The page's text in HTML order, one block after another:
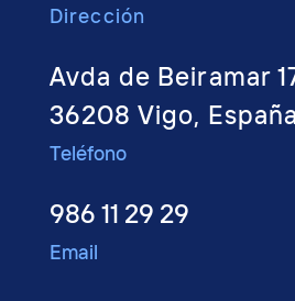
Dirección
Avda de Beiramar
36208 Vigo, España
Teléfono
986 11 29 29
Email